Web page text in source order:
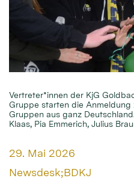
Vertreter*innen der KjG
Gruppe starten die
Gruppen aus ganz
Klaas, Pia Emmerich, Julius
Datum:
29. Mai 2026
Von:
Newsdesk;BDKJ